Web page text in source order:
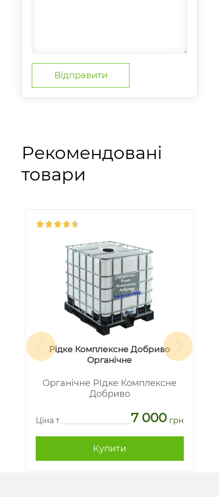
Рекомендовані
товари
Рідке Комплексне Добриво
Органічне
Органічне РІдке Комплексне
Добриво
Ціна т 7 000 грн
Купити